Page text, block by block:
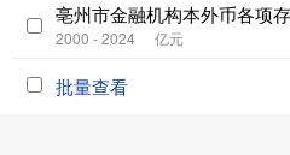
亳州市金融机构本外币各项
2000 - 2024 亿元
批量查看